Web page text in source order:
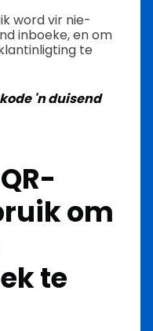
word vir nie-
inboeke, en om
te
'n duisend
om
te